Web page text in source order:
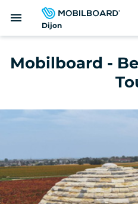
zum
Dijon
menu
Mobilboard -